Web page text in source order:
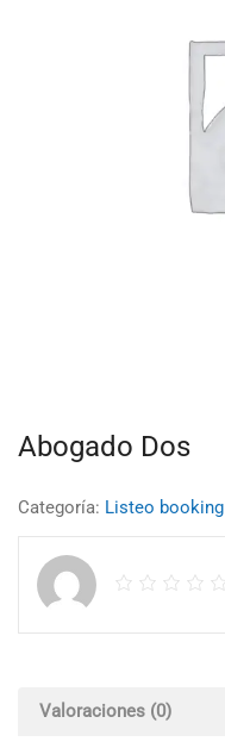
Abogado Dos
Categoría: Listeo booking
Valoraciones (0)